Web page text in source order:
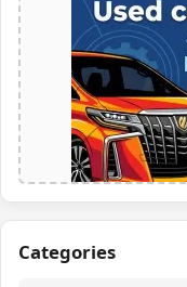
Categories